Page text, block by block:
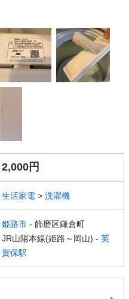
2,000円
生活家電 > 洗濯機
姫路市 - 飾磨区鎌倉町
JR山陽本線(姫路～岡山) - 英
賀保駅